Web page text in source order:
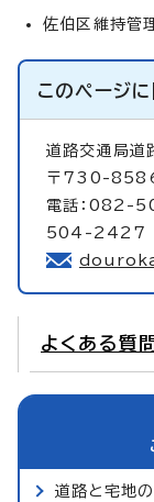
佐伯区維持
このページ
道路交通局道
〒730-8586
電話：082-
504-2427
よくある質
道路と宅地の